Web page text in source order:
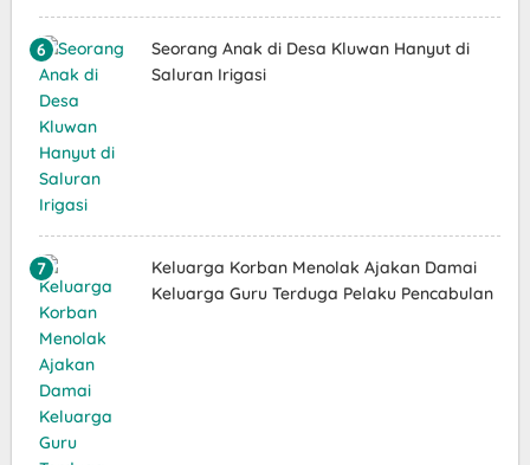
Seorang Anak di Desa Kluwan Hanyut di
Saluran Irigasi
Keluarga Korban Menolak Ajakan Damai
Keluarga Guru Terduga Pelaku Pencabulan